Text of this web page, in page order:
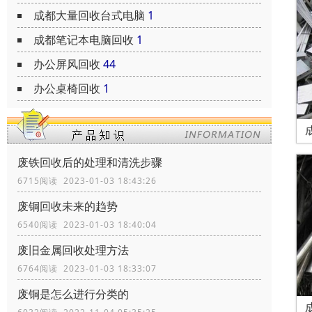
成都大量回收台式电脑 1
成都笔记本电脑回收 1
办公屏风回收 44
办公桌椅回收 1
废铁回收后的处理和清洗步骤
6715阅读 2023-01-03 18:43:26
废铜回收未来的趋势
6540阅读 2023-01-03 18:40:04
废旧金属回收处理方法
6764阅读 2023-01-03 18:33:07
废铜是怎么进行分类的